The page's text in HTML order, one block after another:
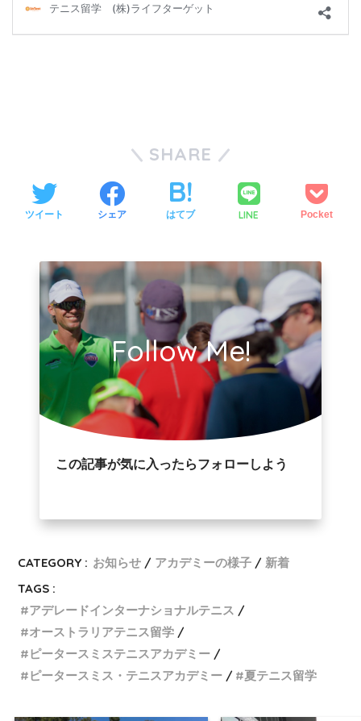
SHARE
ツイート シェア はてブ LINE Pocket
Follow Me!
この記事が気に入ったらフォローしよう
CATEGORY : お知らせ アカデミーの様子
新着
TAGS :
アデレードインターナショナルテニス
オーストラリアテニス留学
ピータースミステニスアカデミー
ピータースミス・テニスアカデミー
夏テニス留学